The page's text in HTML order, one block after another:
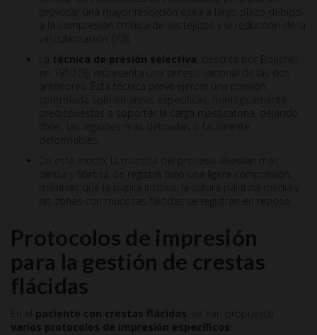
provocar una mayor resorción ósea a largo plazo debido
a la compresión crónica de los tejidos y la reducción de la
vascularización. (7,8)
técnica de presión selectiva , descrita por Boucher
en 1950 (9), representa una síntesis racional de las dos
anteriores. Esta técnica prevé ejercer una presión
controlada solo en áreas específicas, fisiológicamente
predispuestas a soportar la carga masticatoria, dejando
libres las regiones más delicadas o fácilmente
deformables.
De este modo, la mucosa del proceso alveolar, más
densa y fibrosa, se registra bajo una ligera compresión,
mientras que la papila incisiva, la sutura palatina media y
las zonas con mucosas flácidas se registran en reposo.
Protocolos de impresión
para la gestión de crestas
flácidas
paciente con crestas flácidas , se han propuesto
varios protocolos de impresión específicos